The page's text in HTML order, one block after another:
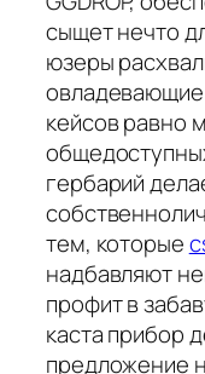
сыщет нечто
юзеры
овладевающие
кейсов равно
гербарий
тем, которые
надбавляют
профит в
каста прибор
предложение